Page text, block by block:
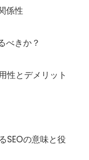
係性
べきか？
性とデメリット
SEOの意味と役